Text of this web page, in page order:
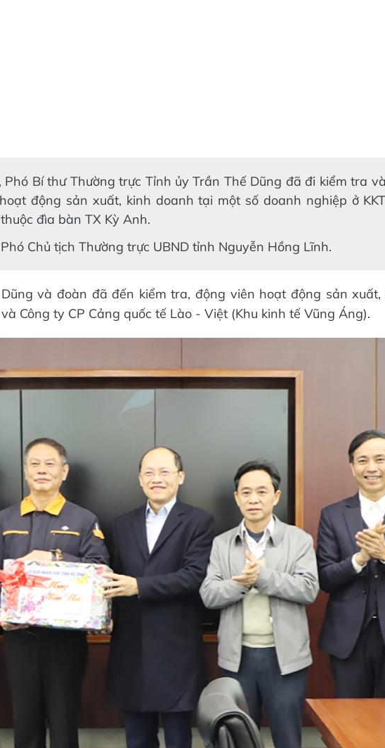
Phó Bí thư Thường trực Tỉnh ủy Trần Thế Dũng đã đi kiểm tra và
động sản xuất, kinh doanh tại một số doanh nghiệp ở KKT
đìa bàn TX Kỳ Anh.
Chủ tịch Thường trực UBND tỉnh Nguyễn Hồng Lĩnh.
và đoàn đã đến kiểm tra, động viên hoạt động sản
Công ty CP Cảng quốc tế Lào - Việt (Khu kinh tế Vũng Áng).